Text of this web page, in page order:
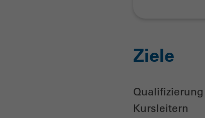
Ziele
Kursleitern